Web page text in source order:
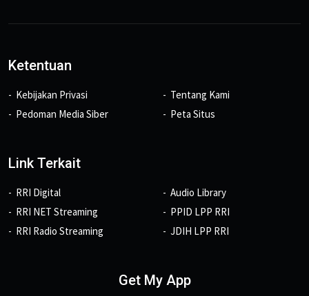
Ketentuan
Kebijakan Privasi
Pedoman Media Siber
Tentang Kami
Peta Situs
Link Terkait
RRI Digital
RRI NET Streaming
RRI Radio Streaming
Audio Library
PPID LPP RRI
JDIH LPP RRI
Get My App